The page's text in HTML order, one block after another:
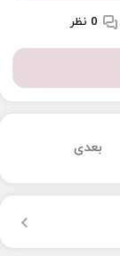
0 نظر
بعدی